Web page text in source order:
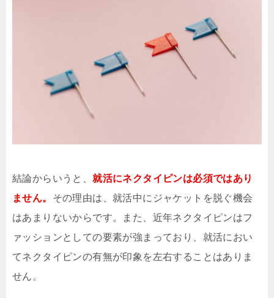
結論からいうと、就活にネクタイピンは必須ではあり
ません。 その理由は、就活中にジャケットを脱ぐ機会
はあまりないからです。また、近年ネクタイピンはフ
ァッションとしての要素が強まっており、就活におい
てネクタイピンの有無が印象を左右することはありま
せん。